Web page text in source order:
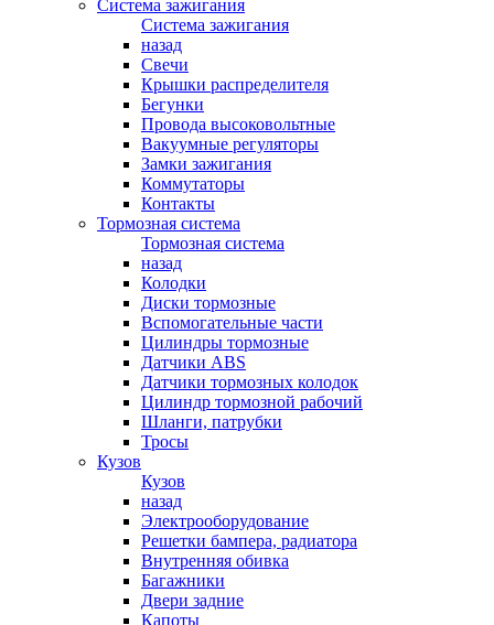
Система зажигания
Система зажигания
назад
Свечи
Крышки распределителя
Бегунки
Провода высоковольтные
Вакуумные регуляторы
Замки зажигания
Коммутаторы
Контакты
Тормозная система
Тормозная система
назад
Колодки
Диски тормозные
Вспомогательные части
Цилиндры тормозные
Датчики ABS
Датчики тормозных колодок
Цилиндр тормозной рабочий
Шланги, патрубки
Тросы
Кузов
Кузов
назад
Электрооборудование
Решетки бампера, радиатора
Внутренняя обивка
Багажники
Двери задние
Капоты